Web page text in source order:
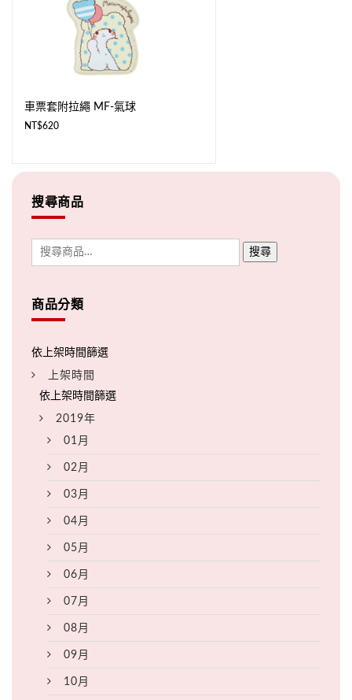
車票套附拉繩 MF-氣球
NT$620
搜尋商品
搜尋
商品分類
上架時間
2019年
01月
02月
03月
04月
05月
06月
07月
08月
09月
10月